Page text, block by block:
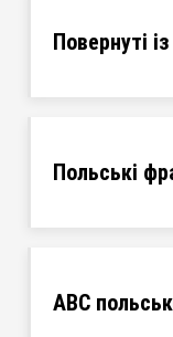
Повернуті
Польські
ABC